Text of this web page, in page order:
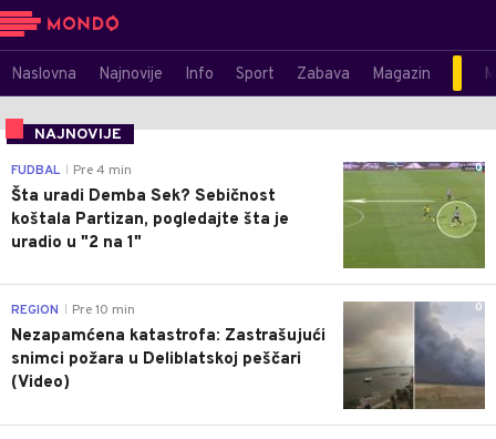
Naslovna Najnovije Info Sport Zabava Magazin
NAJNOVIJE
0
FUDBAL Pre 4 min
Šta uradi Demba Sek? Sebičnost
koštala Partizan, pogledajte šta je
uradio u "2 na 1"
0
REGION Pre 10 min
Nezapamćena katastrofa: Zastrašujući
snimci požara u Deliblatskoj peščari
(Video)